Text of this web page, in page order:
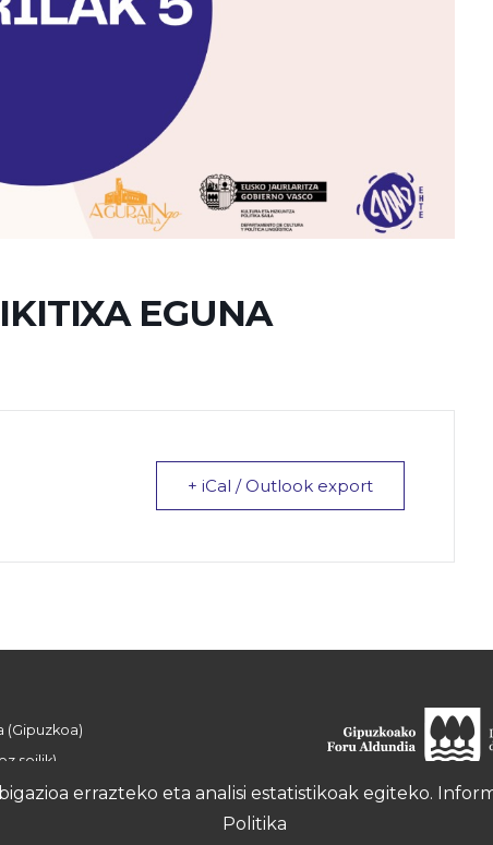
EGUNA
+ iCal / Outlook export
(Gipuzkoa)
soilik)
errazteko eta analisi estatistikoak egiteko.
Politika